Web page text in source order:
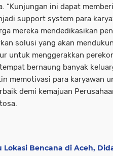
“Kunjungan ini dapat
support system para
mereka mendedikasikan
solusi yang akan
untuk menggerakkan
bernaung banyak
memotivasi para karyawan
demi kemajuan
Lokasi Bencana di Aceh,